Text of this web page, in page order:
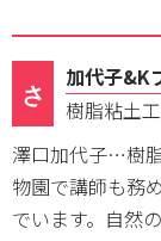
さ
加代子&K
樹脂粘土
澤口加代子…樹
物園で講師も務
でいます。自然